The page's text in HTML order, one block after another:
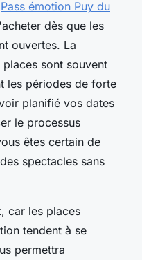
Pass émotion Puy du
dès que les
ouvertes. La
places sont souvent
les périodes de forte
planifié vos dates
le processus
êtes certain de
spectacles sans
car les places
tendent à se
permettra